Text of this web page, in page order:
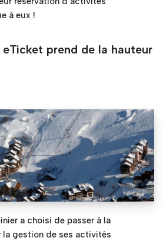
à eux !
prend de la hauteur
a choisi de passer à la
gestion de ses activités